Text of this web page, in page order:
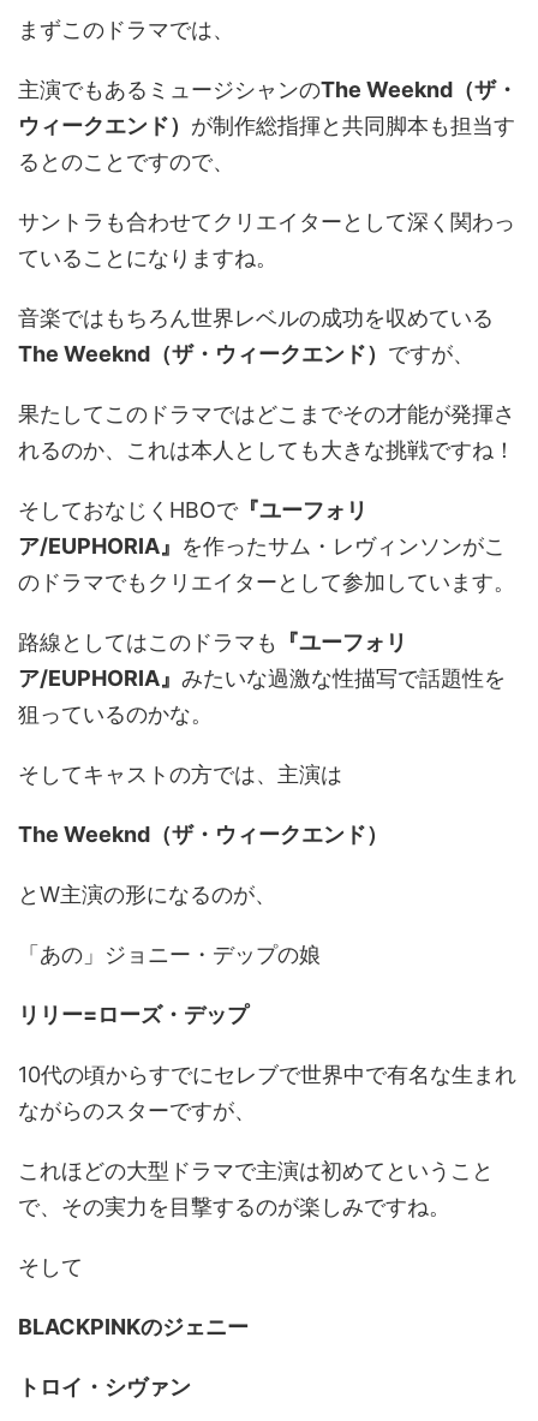
まずこのドラマでは、
主演でもあるミュージシャンのThe Weeknd（ザ・
ウィークエンド） が制作総指揮と共同脚本も担当す
るとのことですので、
サントラも合わせてクリエイターとして深く関わっ
ていることになりますね。
音楽ではもちろん世界レベルの成功を収めている
The Weeknd（ザ・ウィークエンド） ですが、
果たしてこのドラマではどこまでその才能が発揮さ
れるのか、これは本人としても大きな挑戦ですね！
そしておなじくHBOで『ユーフォリ
ア/EUPHORIA』 を作ったサム・レヴィンソンがこ
のドラマでもクリエイターとして参加しています。
路線としてはこのドラマも
『ユーフォリ
ア/EUPHORIA』 みたいな過激な性描写で話題性を
狙っているのかな。
そしてキャストの方では、主演は
The Weeknd（ザ・ウィークエンド）
とW主演の形になるのが、
「あの」ジョニー・デップの娘
リリー=ローズ・デップ
10代の頃からすでにセレブで世界中で有名な生まれ
ながらのスターですが、
これほどの大型ドラマで主演は初めてということ
で、その実力を目撃するのが楽しみですね。
そして
BLACKPINKのジェニー
トロイ・シヴァン